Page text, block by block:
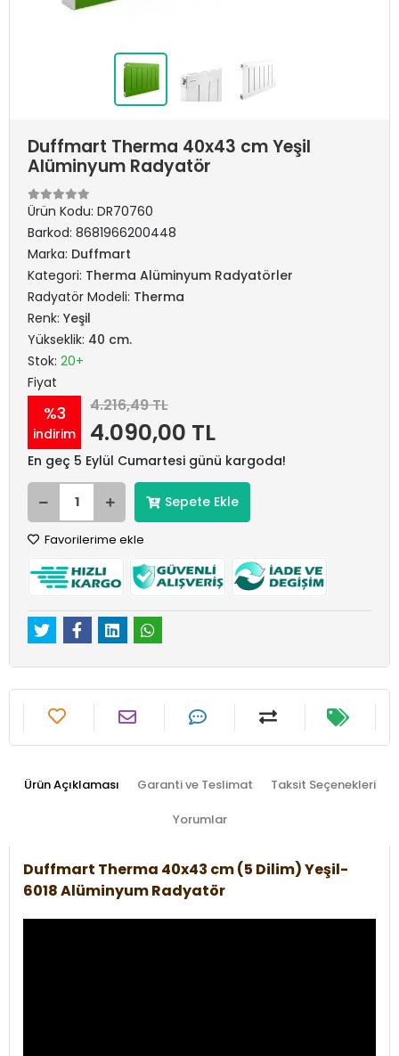
Duffmart Therma 40x43 cm Yeşil
Alüminyum Radyatör
Ürün Kodu: DR70760
Barkod: 8681966200448
Marka: Duffmart
Kategori: Therma Alüminyum Radyatörler
Radyatör Modeli: Therma
Renk: Yeşil
Yükseklik: 40 cm.
Stok: 20+
Fiyat
%3
indirim
4.216,49 TL
4.090,00 TL
En geç 5 Eylül Cumartesi günü kargoda!
Sepete Ekle
Favorilerime ekle
Ürün Açıklaması Garanti ve Teslimat Taksit Seçenekleri
Yorumlar
Duffmart Therma 40x43 cm (5 Dilim) Yeşil-
6018 Alüminyum Radyatör